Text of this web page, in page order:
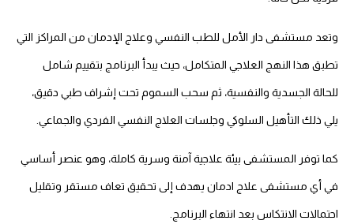
وتعد مستشفى دار الأمل للطب النفسي وعلاج الإدمان من المراكز التي
تطبق هذا النهج العلاجي المتكامل، حيث يبدأ البرنامج بتقييم شامل
للحالة الجسدية والنفسية، ثم سحب السموم تحت إشراف طبي دقيق،
يلي ذلك التأهيل السلوكي وجلسات العلاج النفسي الفردي والجماعي.
كما توفر المستشفى بيئة علاجية آمنة وسرية كاملة، وهو عنصر أساسي
في أي مستشفى علاج ادمان يهدف إلى تحقيق تعاف مستقر وتقليل
احتمالات الانتكاس بعد انتهاء البرنامج.